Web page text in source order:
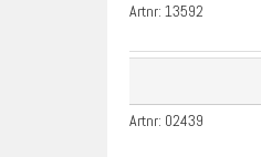
Artnr:13592
Artnr: 02439